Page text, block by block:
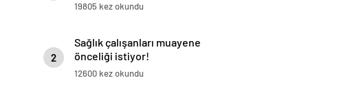
19805 kez okundu
2
Sağlık çalışanları muayene
önceliği istiyor!
12600 kez okundu